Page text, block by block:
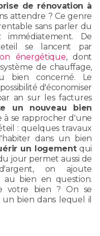
de rénovation à
attendre ? Ce genre
sans parler du
De
se lancent par
énergétique, dont
de chauffage,
bien concerné. Le
d'économiser
an sur les factures
un nouveau bien
à se rapprocher d'une
: quelques travaux
dans un bien
un logementqui
jour permet aussi de
on ajoute
bien en question.
votre bien ? On se
bien dans lequel il